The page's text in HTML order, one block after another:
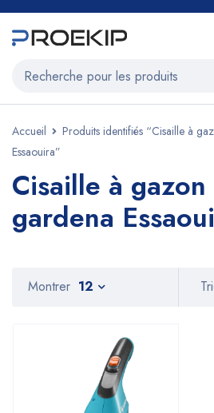
Accueil
Produits identifiés “Cisaille à
Essaouira”
Cisaille à
gardena
Montrer 12